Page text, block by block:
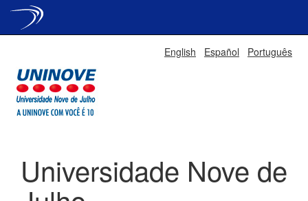
English Español Português
Universidade Nove de